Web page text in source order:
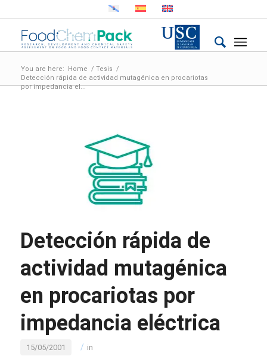
You are here: Home / Tesis /
Detección rápida de actividad mutagénica en procariotas
por impedancia el...
Detección rápida de
actividad mutagénica
en procariotas por
impedancia eléctrica
15/05/2001 / in